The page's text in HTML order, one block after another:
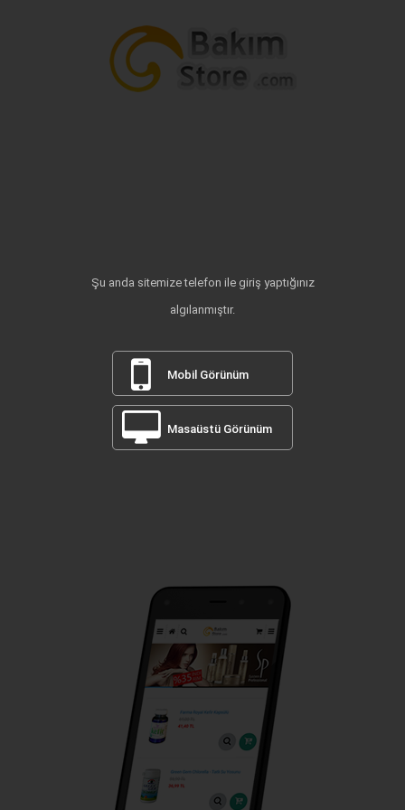
Şu anda sitemize telefon ile giriş yaptığınız
algılanmıştır.
Mobil Görünüm
Masaüstü Görünüm